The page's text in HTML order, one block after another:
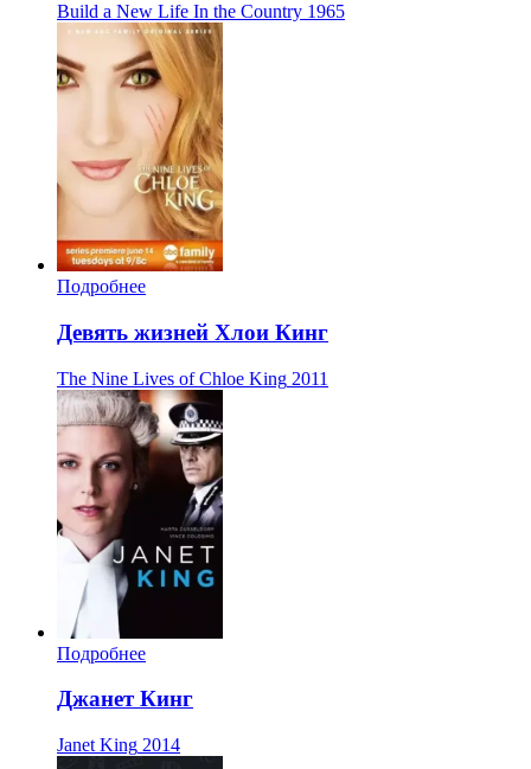
Build a New Life In the Country 1965
Подробнее
Девять жизней Хлои Кинг
The Nine Lives of Chloe King 2011
Подробнее
Джанет Кинг
Janet King 2014